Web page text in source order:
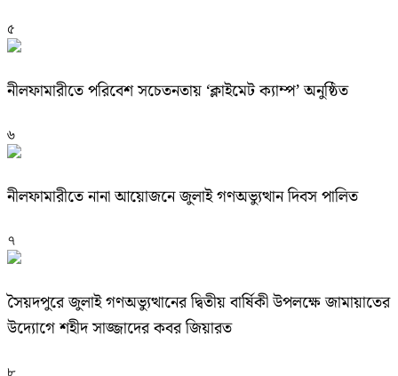
৫
নীলফামারীতে পরিবেশ সচেতনতায় ‘ক্লাইমেট ক্যাম্প’ অনুষ্ঠিত
৬
নীলফামারীতে নানা আয়োজনে জুলাই গণঅভ্যুত্থান দিবস পালিত
৭
সৈয়দপুরে জুলাই গণঅভ্যুত্থানের দ্বিতীয় বার্ষিকী উপলক্ষে জামায়াতের
উদ্যোগে শহীদ সাজ্জাদের কবর জিয়ারত
৮